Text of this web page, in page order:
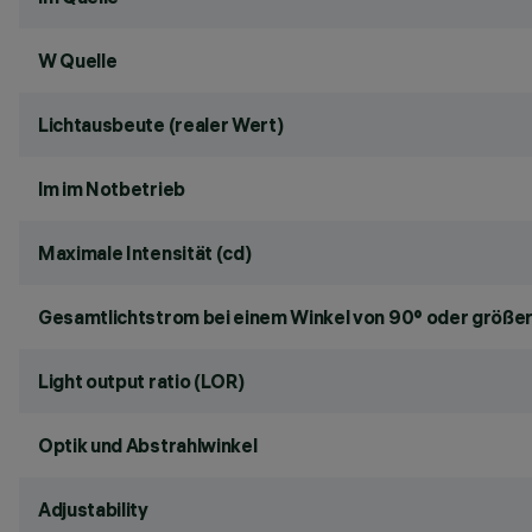
W Quelle
Lichtausbeute (realer Wert)
lm im Notbetrieb
Maximale Intensität (cd)
Gesamtlichtstrom bei einem Winkel von 90° oder
Light output ratio (LOR)
Optik und Abstrahlwinkel
Adjustability